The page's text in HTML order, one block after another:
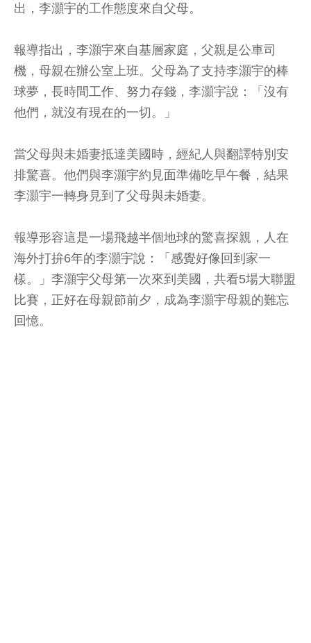
出，李灝宇的工作態度來自父母。
報導指出，李灝宇來自基層家庭，父親是公車司
機，母親在辦公室上班。父母為了支持李灝宇的棒
球夢，長時間工作、努力存錢，李灝宇說：「沒有
他們，就沒有現在的一切。」
當父母與未婚妻抵達美國時，經紀人與翻譯特別安
排驚喜。他們與李灝宇約見面準備吃早午餐，結果
李灝宇一轉身見到了父母與未婚妻。
報導形容這是一場飛越半個地球的驚喜探親，人在
海外打拚6年的李灝宇說：「感覺好像回到家一
樣。」李灝宇父母第一次來到美國，共看5場大聯盟
比賽，正好在母親節前夕，成為李灝宇母親的難忘
回憶。